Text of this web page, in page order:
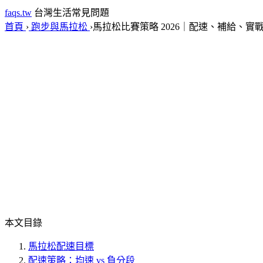
faqs.tw 台灣生活常見問題
首頁 › 跑步與馬拉松 ›馬拉松比賽策略 2026｜配速、補給、實
本文目錄
馬拉松配速目標
配速策略：均速 vs 負分段